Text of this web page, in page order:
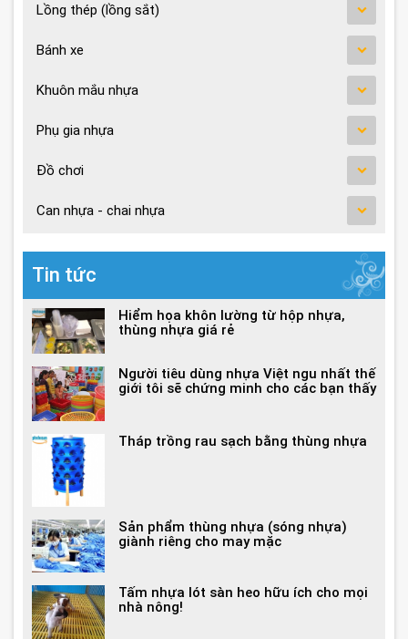
Lồng thép (lồng sắt)
Bánh xe
Khuôn mắu nhựa
Phụ gia nhựa
Đồ chơi
Can nhựa - chai nhựa
Tin tức
Hiểm họa khôn lường từ hộp nhựa,
thùng nhựa giá rẻ
Người tiêu dùng nhựa Việt ngu nhất thế
giới tôi sẽ chứng minh cho các bạn thấy
Tháp trồng rau sạch bằng thùng nhựa
Sản phẩm thùng nhựa (sóng nhựa)
giành riêng cho may mặc
Tấm nhựa lót sàn heo hữu ích cho mọi
nhà nông!